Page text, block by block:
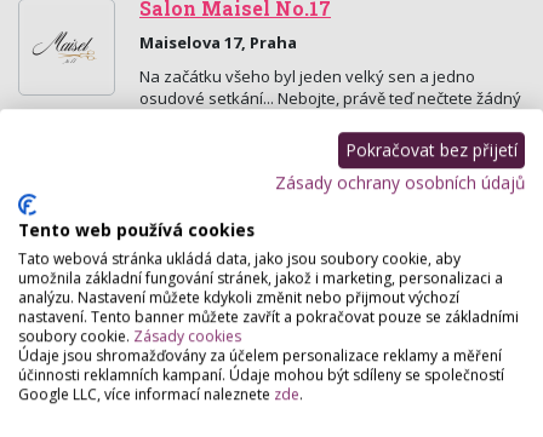
Salon Maisel No.17
Maiselova 17, Praha
Na začátku všeho byl jeden velký sen a jedno
osudové setkání... Nebojte, právě teď nečtete žádný
Kosmetický a vizážistický salon
Jájina
Náměstí Míru 42, Domažlice
Kompletní kosmetické, vizážistické služby a piercing.
Mezoterapie, mesoboost, laminace obočí, lifting řas,
henna brow, brow styling, chemický peeling…
Kristýna Jelínková
Pokračovat bez přijetí
Zásady ochrany osobních údajů
Tento web používá cookies
Tato webová stránka ukládá data, jako jsou soubory cookie, aby
umožnila základní fungování stránek, jakož i marketing, personalizaci a
analýzu. Nastavení můžete kdykoli změnit nebo přijmout výchozí
nastavení. Tento banner můžete zavřít a pokračovat pouze se základními
soubory cookie. Zásady cookies
Údaje jsou shromažďovány za účelem personalizace reklamy a měření
účinnosti reklamních kampaní. Údaje mohou být sdíleny se společností
Google LLC, více informací naleznete zde.